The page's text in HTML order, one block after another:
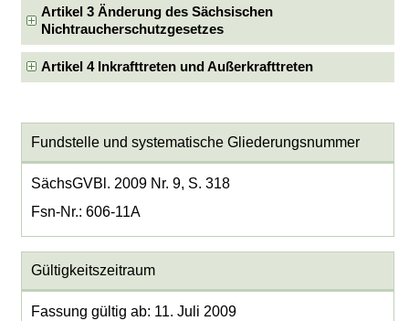
Artikel 3 Änderung des Sächsischen
Nichtraucherschutzgesetzes
Artikel 4 Inkrafttreten und Außerkrafttreten
Fundstelle und systematische Gliederungsnummer
SächsGVBl. 2009 Nr. 9, S. 318
Fsn-Nr.: 606-11A
Gültigkeitszeitraum
Fassung gültig ab: 11. Juli 2009